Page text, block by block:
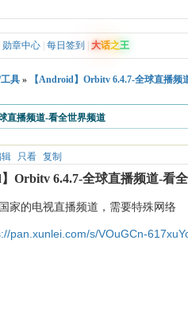
勋章中心 每日签到 大话之王
具 » 【Android】Orbitv 6.4.7-全球直播频
直播频道-看全世界频道
只看 复制
Orbitv 6.4.7-全球直播频道-看
家的电视直播频道，需要特殊网络
pan.xunlei.com/s/VOuGCn-